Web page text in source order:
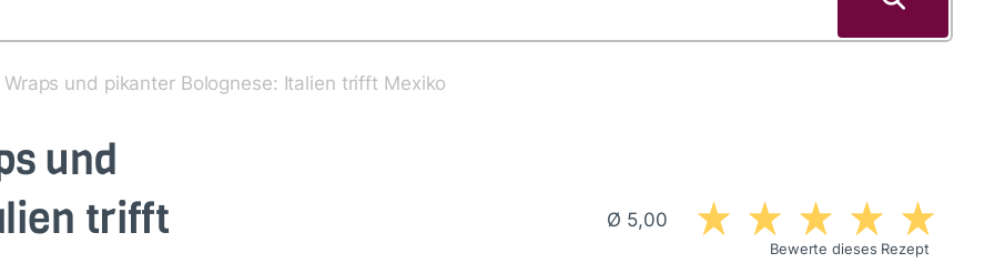
und pikanter Bolognese: Italien trifft Mexiko
und
trifft
Ø 5,00
Bewerte dieses Rezept